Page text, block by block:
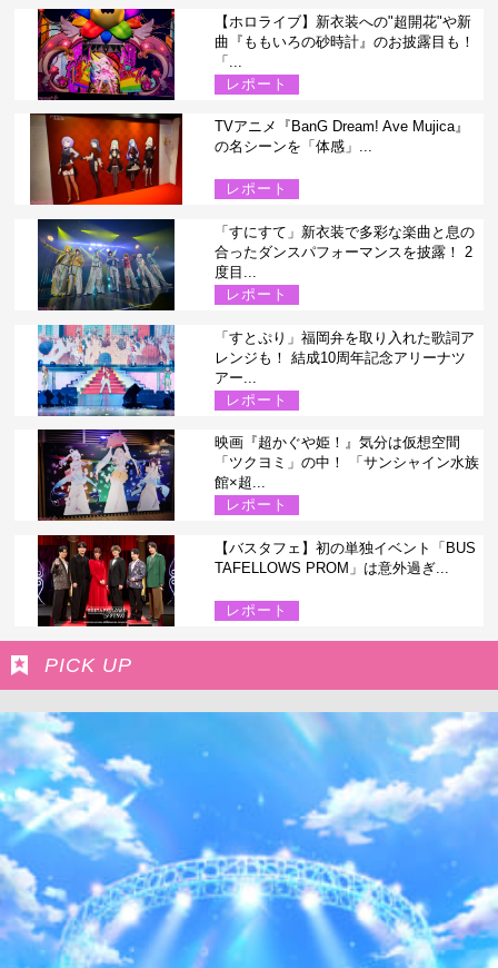
【ホロライブ】新衣装への"超開花"や新
曲『ももいろの砂時計』のお披露目も！
「...
レポート
TVアニメ『BanG Dream! Ave Mujica』
の名シーンを「体感」...
レポート
「すにすて」新衣装で多彩な楽曲と息の
合ったダンスパフォーマンスを披露！ 2
度目...
レポート
「すとぷり」福岡弁を取り入れた歌詞ア
レンジも！ 結成10周年記念アリーナツ
アー...
レポート
映画『超かぐや姫！』気分は仮想空間
「ツクヨミ」の中！ 「サンシャイン水族
館×超...
レポート
【バスタフェ】初の単独イベント「BUS
TAFELLOWS PROM」は意外過ぎ...
レポート
PICK UP